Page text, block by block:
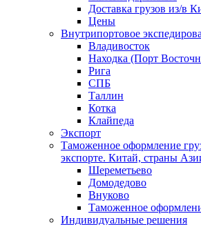
Доставка грузов из/в
Цены
Внутрипортовое
Владивосток
Находка (Порт
Рига
СПБ
Таллин
Котка
Клайпеда
Экспорт
Таможенное оформление
экспорте. Китай, страны
Шереметьево
Домодедово
Внуково
Таможенное
Индивидуальные решения